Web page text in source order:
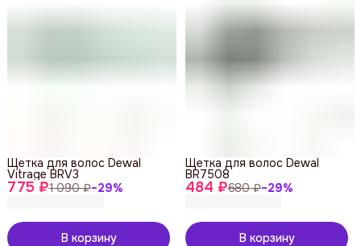
775 ₽1 090 ₽−29%
Щетка для волос Dewal
Vitrage BRV3
В корзину
484 ₽680 ₽−29%
Щетка для волос Dewal
BR7508
В корзину